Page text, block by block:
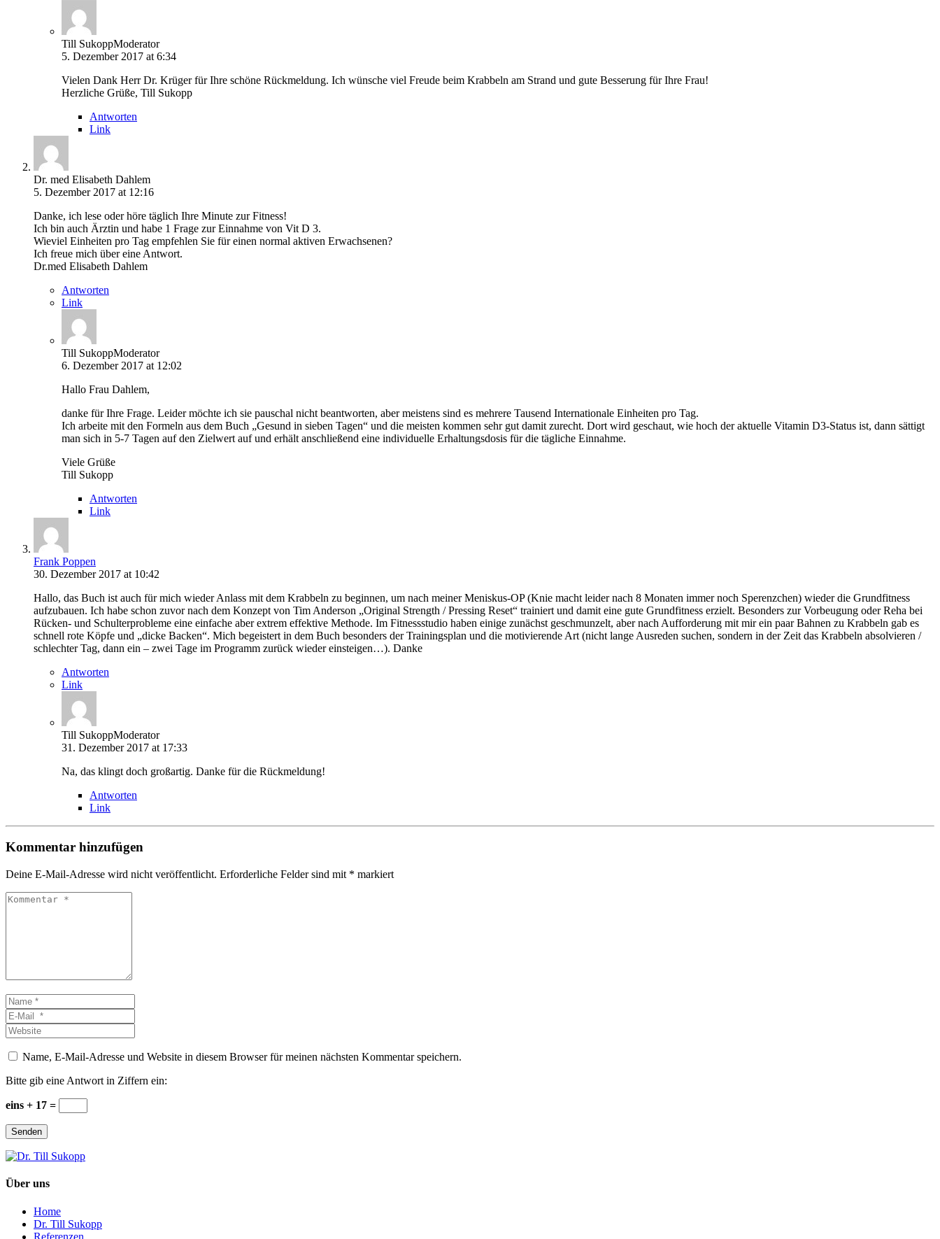
Till SukoppModerator
5. Dezember 2017 at 6:34
Vielen Dank Herr Dr. Krüger für Ihre schöne Rückmeldung. Ich wünsche viel Freude beim Krabbeln am Strand und gute Besserung für Ihre Frau!
Herzliche Grüße, Till Sukopp
Antworten
Link
Dr. med Elisabeth Dahlem
5. Dezember 2017 at 12:16
Danke, ich lese oder höre täglich Ihre Minute zur Fitness!
Ich bin auch Ärztin und habe 1 Frage zur Einnahme von Vit D 3.
Wieviel Einheiten pro Tag empfehlen Sie für einen normal aktiven Erwachsenen?
Ich freue mich über eine Antwort.
Dr.med Elisabeth Dahlem
Antworten
Link
Till SukoppModerator
6. Dezember 2017 at 12:02
Hallo Frau Dahlem,
danke für Ihre Frage. Leider möchte ich sie pauschal nicht beantworten, aber meistens sind es mehrere Tausend Internationale Einheiten pro Tag.
Ich arbeite mit den Formeln aus dem Buch „Gesund in sieben Tagen“ und die meisten kommen sehr gut damit zurecht. Dort wird geschaut, wie hoch der aktuelle Vitamin D3-Status ist, dann sättigt
man sich in 5-7 Tagen auf den Zielwert auf und erhält anschließend eine individuelle Erhaltungsdosis für die tägliche Einnahme.
Viele Grüße
Till Sukopp
Antworten
Link
Frank Poppen
30. Dezember 2017 at 10:42
Hallo, das Buch ist auch für mich wieder Anlass mit dem Krabbeln zu beginnen, um nach meiner Meniskus-OP (Knie macht leider nach 8 Monaten immer noch Sperenzchen) wieder die Grundfitness
aufzubauen. Ich habe schon zuvor nach dem Konzept von Tim Anderson „Original Strength / Pressing Reset“ trainiert und damit eine gute Grundfitness erzielt. Besonders zur Vorbeugung oder Reha bei
Rücken- und Schulterprobleme eine einfache aber extrem effektive Methode. Im Fitnessstudio haben einige zunächst geschmunzelt, aber nach Aufforderung mit mir ein paar Bahnen zu Krabbeln gab es
schnell rote Köpfe und „dicke Backen“. Mich begeistert in dem Buch besonders der Trainingsplan und die motivierende Art (nicht lange Ausreden suchen, sondern in der Zeit das Krabbeln absolvieren /
schlechter Tag, dann ein – zwei Tage im Programm zurück wieder einsteigen…). Danke
Antworten
Link
Till SukoppModerator
31. Dezember 2017 at 17:33
Na, das klingt doch großartig. Danke für die Rückmeldung!
Antworten
Link
Kommentar hinzufügen
Deine E-Mail-Adresse wird nicht veröffentlicht. Erforderliche Felder sind mit * markiert
Kommentar
Name
*E-
Mail
*
Website
Name, E-Mail-Adresse und Website in diesem Browser für meinen nächsten Kommentar speichern.
Bitte gib eine Antwort in Ziffern ein:
eins + 17 =
Senden
Über uns
Home
Dr. Till Sukopp
Referenzen